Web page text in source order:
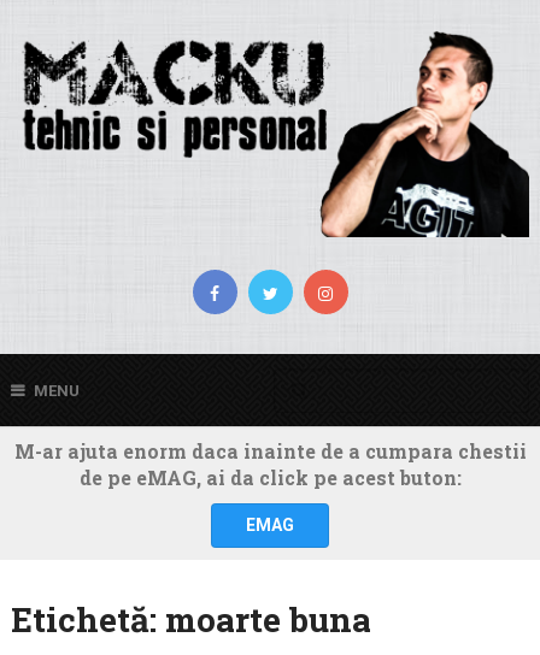
MENU
M-ar ajuta enorm daca inainte de a cumpara chestii
de pe eMAG, ai da click pe acest buton:
EMAG
Etichetă: moarte buna